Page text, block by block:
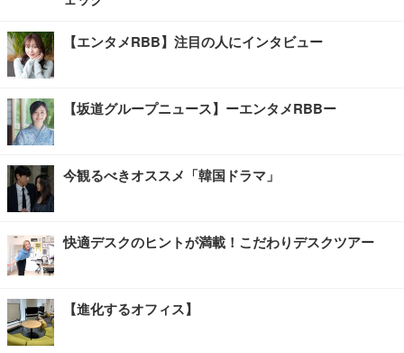
【エンタメRBB】注目の人にインタビュー
【坂道グループニュース】ーエンタメRBBー
今観るべきオススメ「韓国ドラマ」
快適デスクのヒントが満載！こだわりデスクツアー
【進化するオフィス】